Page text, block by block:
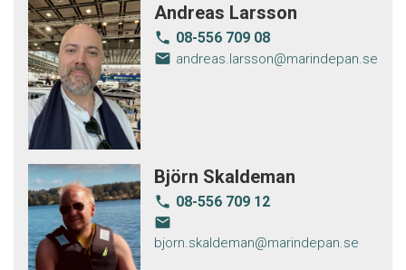
Andreas Larsson
local_phone 08-556 709 08
email andreas.larsson@marindepan.se
Björn Skaldeman
local_phone 08-556 709 12
email
bjorn.skaldeman@marindepan.se